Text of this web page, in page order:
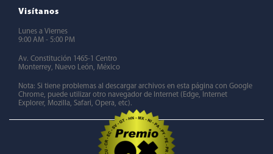
Visítanos
Lunes a Viernes
9:00 AM - 5:00 PM
Av. Constitución 1465-1 Centro
Monterrey, Nuevo León, México
Nota: Si tiene problemas al descargar archivos en esta página con Google
Chrome, puede utilizar otro navegador de Internet (Edge, Internet
Explorer, Mozilla, Safari, Opera, etc).